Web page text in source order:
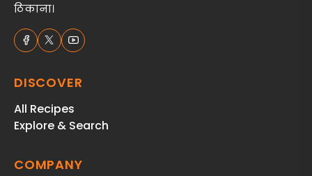
ठिकाना।
DISCOVER
All Recipes
Explore & Search
COMPANY